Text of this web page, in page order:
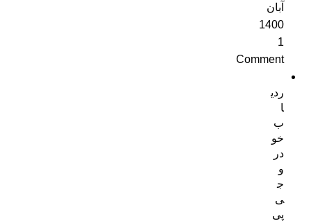
آبان
1400
1
Comment
ردی
ا
ب
خو
در
و
ج
ی
پی